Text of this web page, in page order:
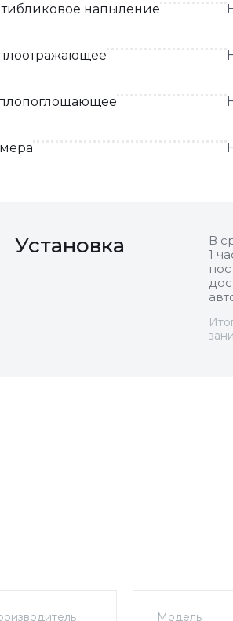
напыление
Установка
В
1
Модель